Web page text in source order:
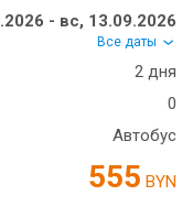
- вс, 13.09.2026
Все даты
2 дня
0
Автобус
555 BYN